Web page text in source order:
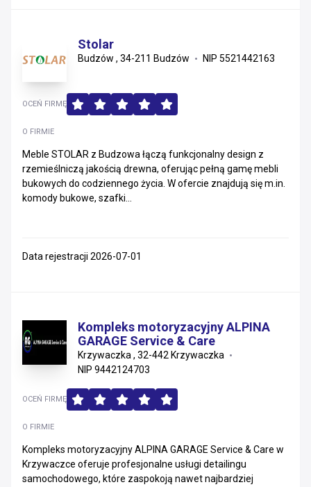
Stolar
Budzów , 34-211 Budzów NIP 5521442163
O FIRMIE
Meble STOLAR z Budzowa łączą funkcjonalny design z
rzemieślniczą jakością drewna, oferując pełną gamę mebli
bukowych do codziennego życia. W ofercie znajdują się m.in.
komody bukowe, szafki...
OCEŃ FIRMĘ
Data rejestracji 2026-07-01
Kompleks motoryzacyjny ALPINA
GARAGE Service & Care
Krzywaczka , 32-442 Krzywaczka
NIP 9442124703
O FIRMIE
Kompleks motoryzacyjny ALPINA GARAGE Service & Care w
Krzywaczce oferuje profesjonalne usługi detailingu
samochodowego, które zaspokoją nawet najbardziej
OCEŃ FIRMĘ